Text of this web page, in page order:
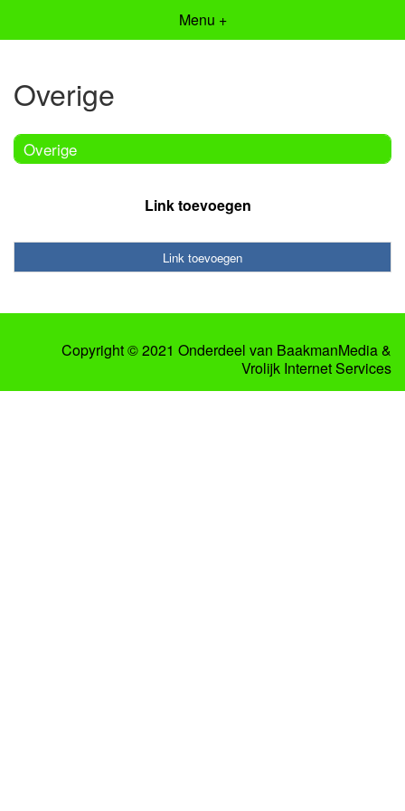
Menu +
Overige
Overige
Link toevoegen
Link toevoegen
Copyright © 2021 Onderdeel van BaakmanMedia&
Vrolijk Internet Services